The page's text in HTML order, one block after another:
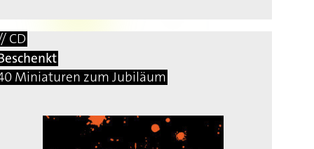
CD
Miniaturen zum Jubiläum